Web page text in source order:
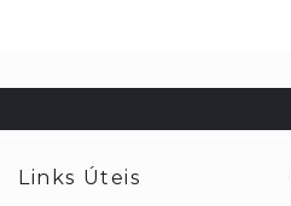
Links Úteis